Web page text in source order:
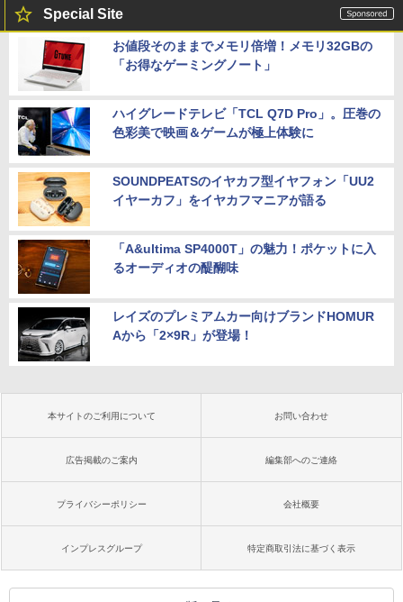
Special Site
お値段そのままでメモリ倍増！メモリ32GBの
「お得なゲーミングノート」
ハイグレードテレビ「TCL Q7D Pro」。圧巻の
色彩美で映画＆ゲームが極上体験に
SOUNDPEATSのイヤカフ型イヤフォン「UU2
イヤーカフ」をイヤカフマニアが語る
「A&ultima SP4000T」の魅力！ポケットに入
るオーディオの醍醐味
レイズのプレミアムカー向けブランドHOMUR
Aから「2×9R」が登場！
本サイトのご利用について お問い合わせ
広告掲載のご案内 編集部へのご連絡
プライバシーポリシー 会社概要
インプレスグループ 特定商取引法に基づく表示